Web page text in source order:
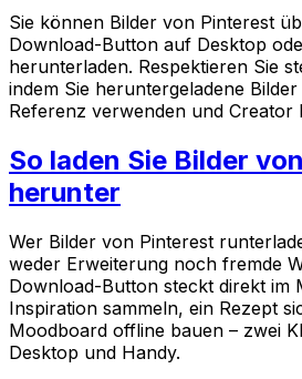
Sie können Bilder von Pinterest
Download-Button auf Desktop
herunterladen. Respektieren Sie
indem Sie heruntergeladene
Referenz verwenden und Creator
So laden Sie Bilder
herunter
Wer Bilder von Pinterest
weder Erweiterung noch fremde
Download-Button steckt direkt im
Inspiration sammeln, ein Rezept
Moodboard offline bauen – zwei
Desktop und Handy.